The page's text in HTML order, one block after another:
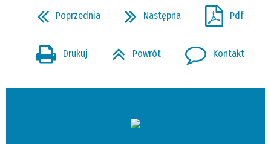
Poprzednia Następna Pdf
Drukuj Powrót Kontakt